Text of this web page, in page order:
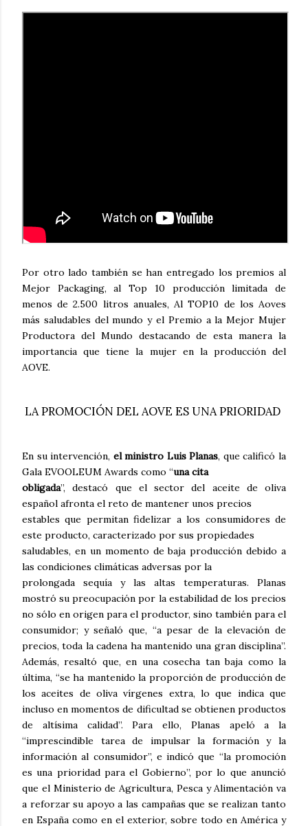
Por otro lado también se han entregado los premios al
Mejor Packaging, al Top 10 producción limitada de
menos de 2.500 litros anuales, Al TOP10 de los Aoves
más saludables del mundo y el Premio a la Mejor Mujer
Productora del Mundo destacando de esta manera la
importancia que tiene la mujer en la producción del
AOVE.
LA PROMOCIÓN DEL AOVE ES UNA PRIORIDAD
En su intervención, el ministro Luis Planas, que calificó la
Gala EVOOLEUM Awards como “una cita
obligada”, destacó que el sector del aceite de oliva
español afronta el reto de mantener unos precios
estables que permitan fidelizar a los consumidores de
este producto, caracterizado por sus propiedades
saludables, en un momento de baja producción debido a
las condiciones climáticas adversas por la
prolongada sequía y las altas temperaturas. Planas
mostró su preocupación por la estabilidad de los precios
no sólo en origen para el productor, sino también para el
consumidor; y señaló que, “a pesar de la elevación de
precios, toda la cadena ha mantenido una gran disciplina”.
Además, resaltó que, en una cosecha tan baja como la
última, “se ha mantenido la proporción de producción de
los aceites de oliva vírgenes extra, lo que indica que
incluso en momentos de dificultad se obtienen productos
de altísima calidad”. Para ello, Planas apeló a la
“imprescindible tarea de impulsar la formación y la
información al consumidor”, e indicó que “la promoción
es una prioridad para el Gobierno”, por lo que anunció
que el Ministerio de Agricultura, Pesca y Alimentación va
a reforzar su apoyo a las campañas que se realizan tanto
en España como en el exterior, sobre todo en América y